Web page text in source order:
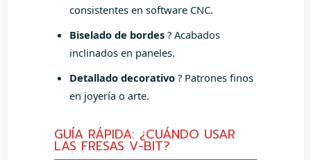
consistentes en software CNC.
Biselado de bordes ? Acabados
inclinados en paneles.
Detallado decorativo ? Patrones finos
en joyería o arte.
GUÍA RÁPIDA: ¿CUÁNDO USAR
LAS FRESAS V-BIT?